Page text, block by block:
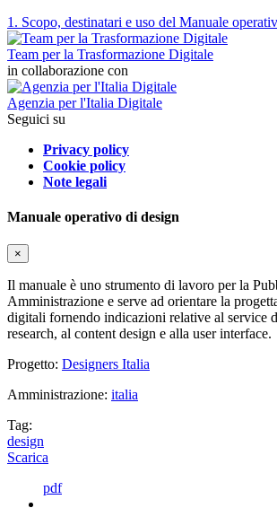
1. Scopo, destinatari e uso del Manuale
Team per la Trasformazione Digitale
in collaborazione con
Agenzia per l'Italia Digitale
Seguici su
Privacy policy
Cookie policy
Note legali
Manuale operativo di design
×
Il manuale è uno strumento di lavoro per la
Amministrazione e serve ad orientare la
digitali fornendo indicazioni relative al service
research, al content design e alla user interface.
Progetto: Designers Italia
Amministrazione: italia
Tag:
design
Scarica
pdf